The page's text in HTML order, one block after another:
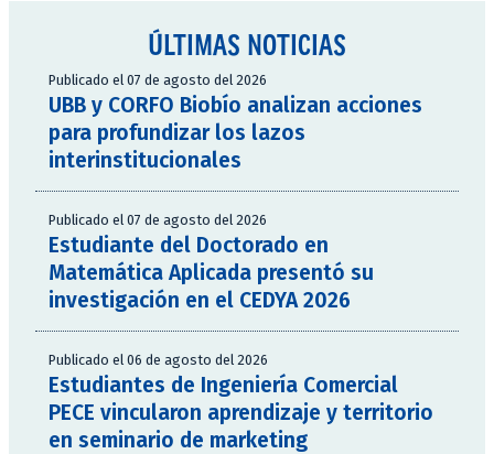
ÚLTIMAS NOTICIAS
Publicado el 07 de agosto del 2026
UBB y CORFO Biobío analizan acciones
para profundizar los lazos
interinstitucionales
Publicado el 07 de agosto del 2026
Estudiante del Doctorado en
Matemática Aplicada presentó su
investigación en el CEDYA 2026
Publicado el 06 de agosto del 2026
Estudiantes de Ingeniería Comercial
PECE vincularon aprendizaje y territorio
en seminario de marketing